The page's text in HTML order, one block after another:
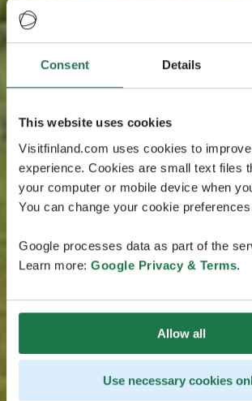
Consent Details
This website uses cookies
Visitfinland.com uses cookies to
experience. Cookies are small text files
your computer or mobile device when
You can change your cookie
Google processes data as part of the
Learn more: Google Privacy & Terms.
Allow all
Use necessary cookies